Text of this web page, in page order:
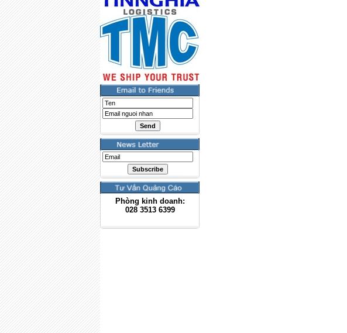
Phòng kinh doanh:
028 3513 6399